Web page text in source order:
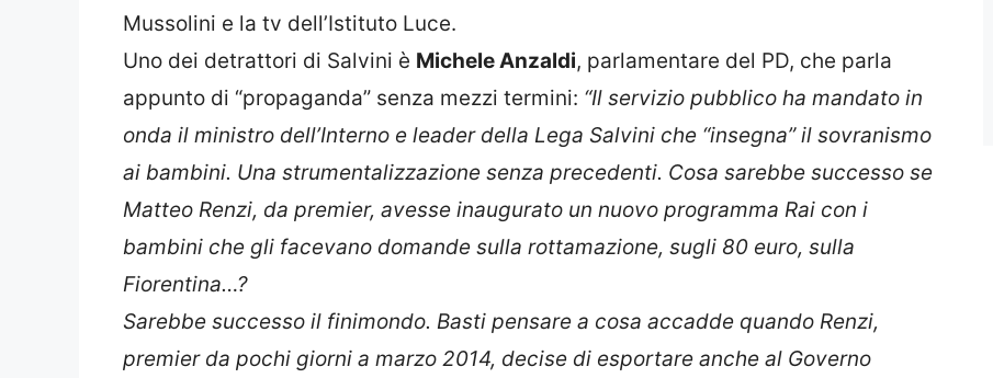
Mussolini e la tv dell’Istituto Luce.
Uno dei detrattori di Salvini è Michele Anzaldi, parlamentare del PD, che parla
appunto di “propaganda” senza mezzi termini: “Il servizio pubblico ha mandato in
onda il ministro dell’Interno e leader della Lega Salvini che “insegna” il sovranismo
ai bambini. Una strumentalizzazione senza precedenti. Cosa sarebbe successo se
Matteo Renzi, da premier, avesse inaugurato un nuovo programma Rai con i
bambini che gli facevano domande sulla rottamazione, sugli 80 euro, sulla
Fiorentina…?
Sarebbe successo il finimondo. Basti pensare a cosa accadde quando Renzi,
premier da pochi giorni a marzo 2014, decise di esportare anche al Governo